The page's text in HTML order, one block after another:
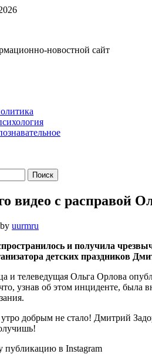
новостной сайт
видео с расправой
by uurmru
и получила
детских праздников
и телеведущая Ольга Орлова
узнав об этом инциденте, была
добрым не стало! Дмитрий
публикацию в Instagram